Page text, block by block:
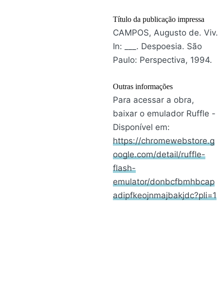
Título da publicação impressa
CAMPOS, Augusto de. Viv.
In: ___. Despoesia. São
Paulo: Perspectiva, 1994.
Outras informações
Para acessar a obra,
baixar o emulador Ruffle -
Disponível em:
https://chromewebstore.g
oogle.com/detail/ruffle-
flash-
emulator/donbcfbmhbcap
adipfkeojnmajbakjdc?pli=1